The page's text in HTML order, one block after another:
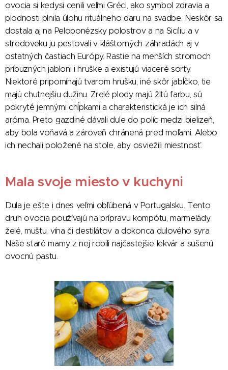
ovocia si kedysi cenili veľmi Gréci, ako symbol zdravia a
plodnosti plnila úlohu rituálneho daru na svadbe. Neskôr sa
dostala aj na Peloponézsky polostrov a na Sicíliu a v
stredoveku ju pestovali v kláštorných záhradách aj v
ostatných častiach Európy. Rastie na menších stromoch
príbuzných jabloni i hruške a existujú viaceré sorty.
Niektoré pripomínajú tvarom hrušku, iné skôr jabĺčko, tie
majú chutnejšiu dužinu. Zrelé plody majú žltú farbu, sú
pokryté jemnými chĺpkami a charakteristická je ich silná
aróma. Preto gazdiné dávali dule do políc medzi bielizeň,
aby bola voňavá a zároveň chránená pred moľami. Alebo
ich nechali položené na stole, aby osviežili miestnosť.
Mala svoje miesto v kuchyni
Dula je ešte i dnes veľmi obľúbená v Portugalsku. Tento
druh ovocia používajú na prípravu kompótu, marmelády,
želé, muštu, vína či destilátov a dokonca dulového syra.
Naše staré mamy z nej robili najčastejšie lekvár a sušenú
ovocnú pastu.